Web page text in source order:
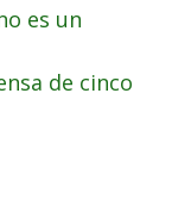
es un
de cinco